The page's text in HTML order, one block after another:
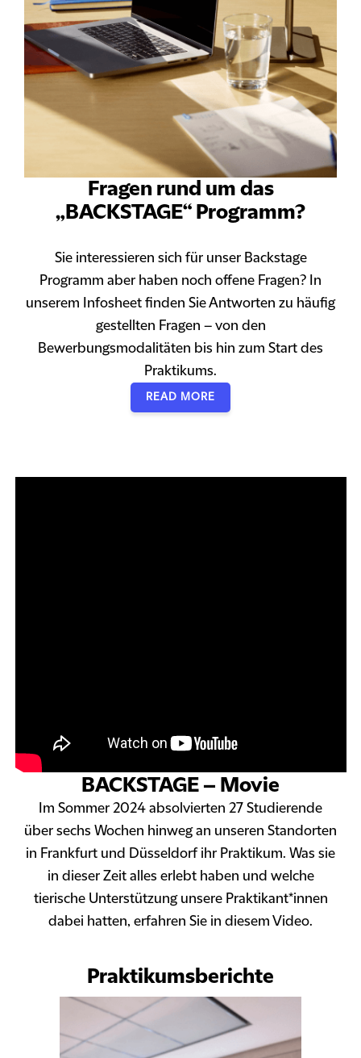
Fragen rund um das
„BACKSTAGE“ Programm?
Sie interessieren sich für unser Backstage
Programm aber haben noch offene Fragen? In
unserem Infosheet finden Sie Antworten zu häufig
gestellten Fragen – von den
Bewerbungsmodalitäten bis hin zum Start des
Praktikums.
READ MORE
BACKSTAGE – Movie
Im Sommer 2024 absolvierten 27 Studierende
über sechs Wochen hinweg an unseren Standorten
in Frankfurt und Düsseldorf ihr Praktikum. Was sie
in dieser Zeit alles erlebt haben und welche
tierische Unterstützung unsere Praktikant*innen
dabei hatten, erfahren Sie in diesem Video.
Praktikumsberichte